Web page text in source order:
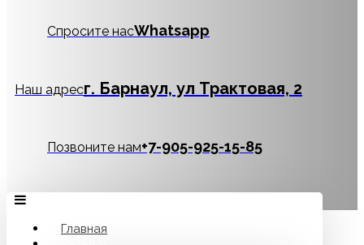
Спросите насWhatsapp
Наш адресг. Барнаул, ул Трактовая, 2
Позвоните нам‪+7-905-925-15-85
Главная